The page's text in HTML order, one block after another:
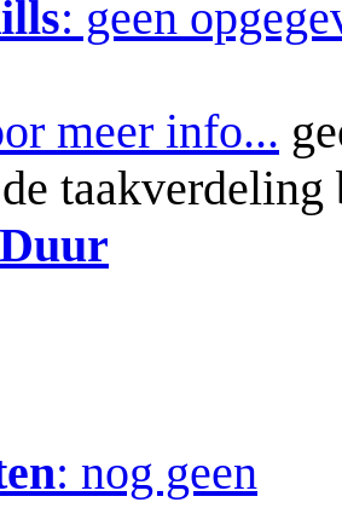
: geen
meer info...
taakverdeling
Duur
: nog geen